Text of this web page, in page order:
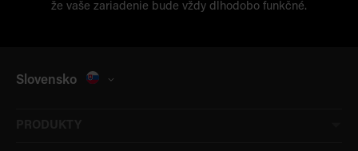
že vaše zariadenie bude vždy dlhodobo funkčné.
Slovensko